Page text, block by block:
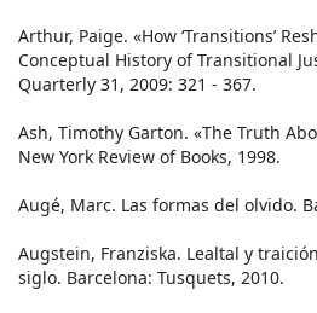
Arthur, Paige. «How ‘Transitions’
Conceptual History of Transitional
Quarterly 31, 2009: 321 - 367.
Ash, Timothy Garton. «The Truth
New York Review of Books, 1998.
Augé, Marc. Las formas del olvido.
Augstein, Franziska. Lealtal y
siglo. Barcelona: Tusquets, 2010.